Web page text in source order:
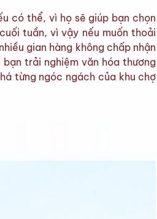
có thể, vì họ sẽ giúp bạn chọn
tuần, vì vậy nếu muốn thoải
gian hàng không chấp nhận
trải nghiệm văn hóa thương
từng ngóc ngách của khu chợ